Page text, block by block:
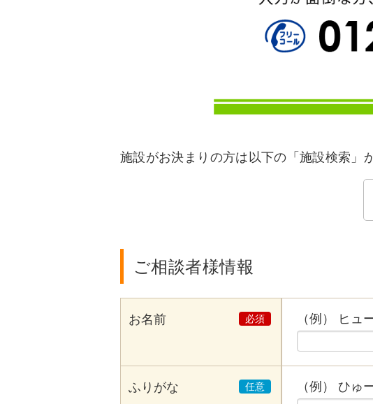
施設がお決まりの方は以下の「施設検索」
ご相談者様情報
お名前 （例） ヒ
ふりがな （例） ひ